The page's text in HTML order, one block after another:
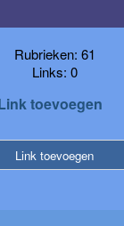
Rubrieken: 61
Links: 0
toevoegen
Link toevoegen